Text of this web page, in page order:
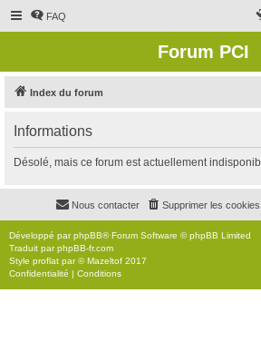
FAQ
Forum PCI
Index du forum
Informations
Désolé, mais ce forum est actuellement
Supprimer les cookies
Nous contacter
Développé parphpBB® Forum Software © phpBB Limited
Traduit parphpBB-fr.com
Style proflat par ©Mazeltof 2017
Confidentialité | Conditions